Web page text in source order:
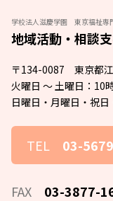
学校法人滋慶学園 東京福祉専
地域活動・相談
〒134-0087 東京都
火曜日 〜 土曜日：10
日曜日・月曜日・祝
TEL 03-
FAX 03-3877-